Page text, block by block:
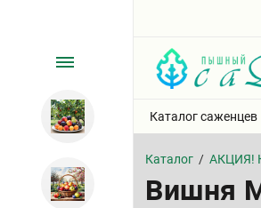
Каталог саженцев
Каталог / АКЦИЯ!
Вишня